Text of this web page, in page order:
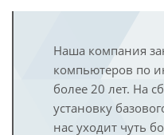
Наша компания
компьютеров по
более 20 лет. На
установку
нас уходит чуть